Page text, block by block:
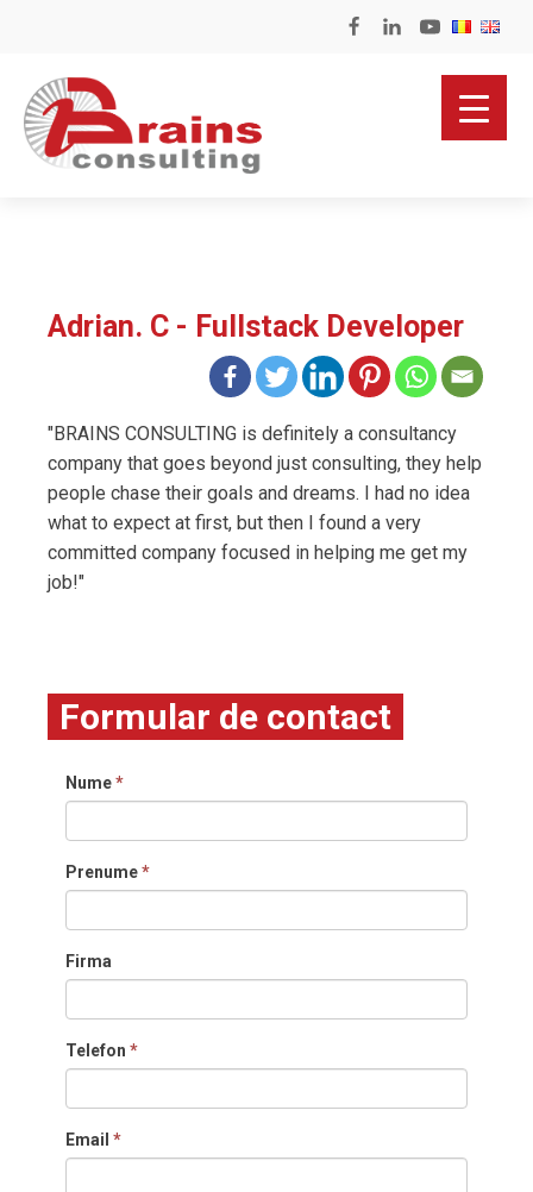
Adrian. C - Fullstack Developer
"BRAINS CONSULTING is definitely a consultancy
company that goes beyond just consulting, they help
people chase their goals and dreams. I had no idea
what to expect at first, but then I found a very
committed company focused in helping me get my
job!"
Formular de contact
Nume*
Prenume*
Firma
Telefon *
Email *